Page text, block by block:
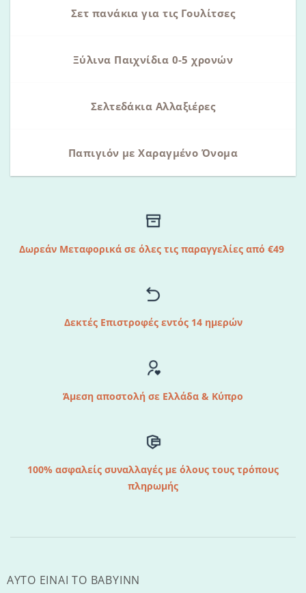
Σετ πανάκια για τις Γουλίτσες
Ξύλινα Παιχνίδια 0-5 χρονών
Σελτεδάκια Αλλαξιέρες
Παπιγιόν με Χαραγμένο Όνομα
Δωρεάν Μεταφορικά σε όλες τις παραγγελίες από €49
Δεκτές Επιστροφές εντός 14 ημερών
Άμεση αποστολή σε Ελλάδα & Κύπρο
100% ασφαλείς συναλλαγές με όλους τους τρόπους
πληρωμής
AYTO EINAI TO ΒΑΒΥΙΝΝ